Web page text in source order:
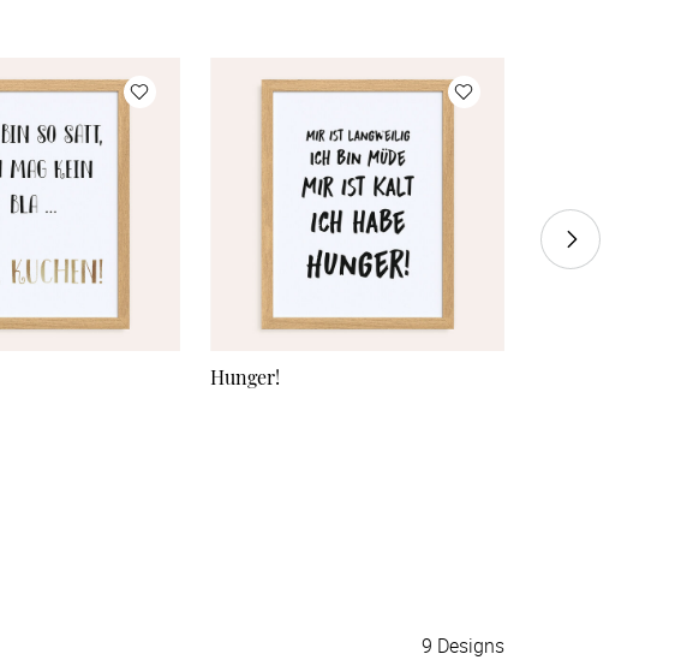
wird. Je nach gewähltem Material bieten wir
verschiedene elegante Rahmenoptionen in Holz-
Optik. Bitte beachte, dass das Endformat immer das
angegebene Format ist. Sprich bei einem Poster mit
Rahmen, ist das Poster ca. 2cm kleiner. Auch bei den
Formaten hast Du die Wahl zwischen
unterschiedlichen quadratischen und rechteckigen
Größen – passend für jedes Motiv und jeden Raum.
Alle Wandbilder werden mit höchster Sorgfalt
zu Dir nach Hause.
Hunger!
9 Designs